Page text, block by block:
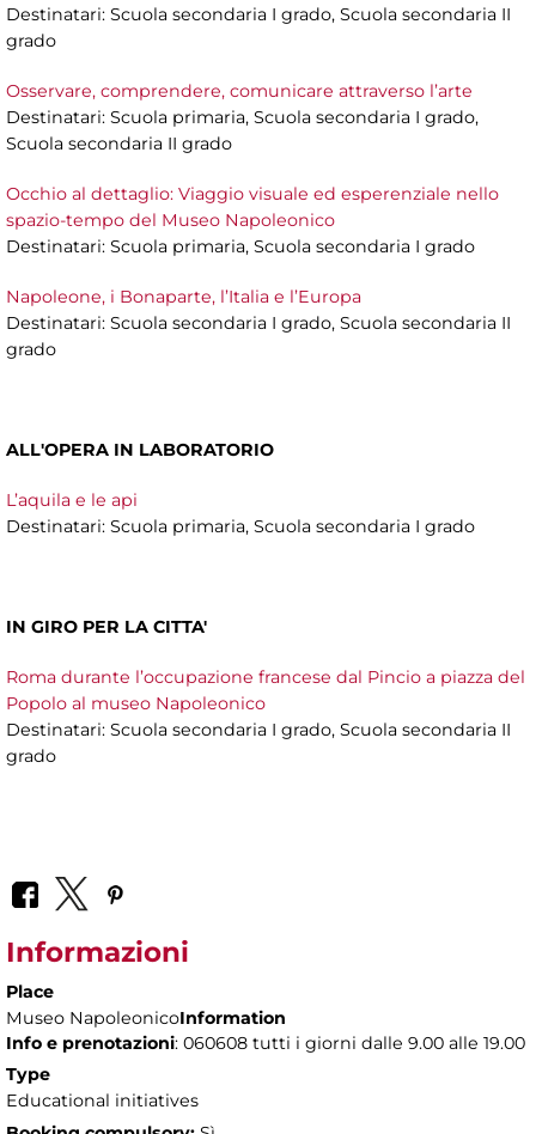
Destinatari: Scuola secondaria I grado, Scuola secondaria II
grado
Osservare, comprendere, comunicare attraverso l’arte
Destinatari: Scuola primaria, Scuola secondaria I grado,
Scuola secondaria II grado
Occhio al dettaglio: Viaggio visuale ed esperenziale nello
spazio-tempo del Museo Napoleonico
Destinatari: Scuola primaria, Scuola secondaria I grado
Napoleone, i Bonaparte, l’Italia e l’Europa
Destinatari: Scuola secondaria I grado, Scuola secondaria II
grado
ALL'OPERA IN LABORATORIO
L’aquila e le api
Destinatari: Scuola primaria, Scuola secondaria I grado
IN GIRO PER LA CITTA'
Roma durante l’occupazione francese dal Pincio a piazza del
Popolo al museo Napoleonico
Destinatari: Scuola secondaria I grado, Scuola secondaria II
grado
Informazioni
Place
Museo NapoleonicoInformation
Info e prenotazioni: 060608 tutti i giorni dalle 9.00 alle 19.00
Type
Educational initiatives